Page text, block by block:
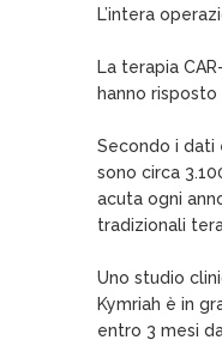
L’intera
La terapia
hanno
Secondo i dati
sono circa
acuta ogni
tradizionali
Uno studio
Kymriah è in
entro 3 mesi